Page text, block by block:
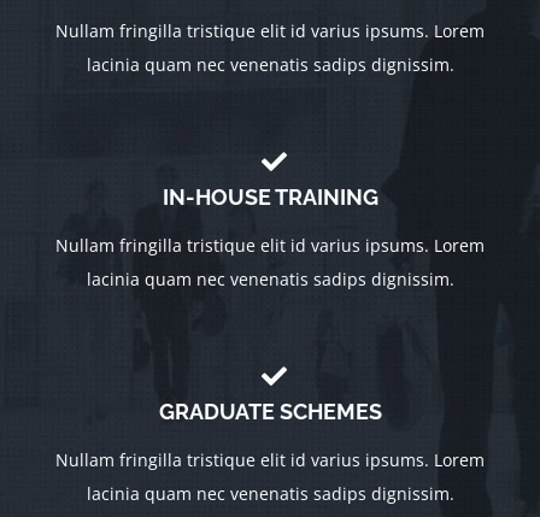
Nullam fringilla tristique elit id varius ipsums. Lorem
lacinia quam nec venenatis sadips dignissim.
IN-HOUSE TRAINING
Nullam fringilla tristique elit id varius ipsums. Lorem
lacinia quam nec venenatis sadips dignissim.
GRADUATE SCHEMES
Nullam fringilla tristique elit id varius ipsums. Lorem
lacinia quam nec venenatis sadips dignissim.